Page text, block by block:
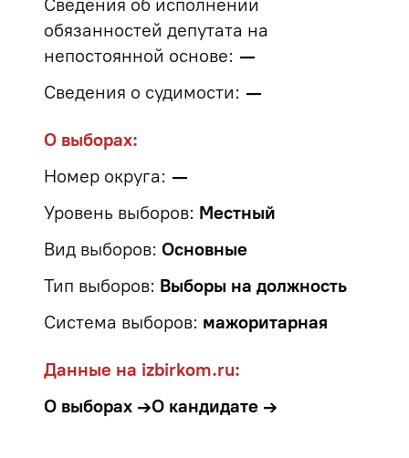
Сведения об исполнении
обязанностей депутата на
непостоянной основе: —
Сведения о судимости: —
О выборах:
Номер округа: —
Уровень выборов: Местный
Вид выборов: Основные
Тип выборов: Выборы на должность
Система выборов: мажоритарная
Данные на izbirkom.ru:
О выборах →О кандидате →